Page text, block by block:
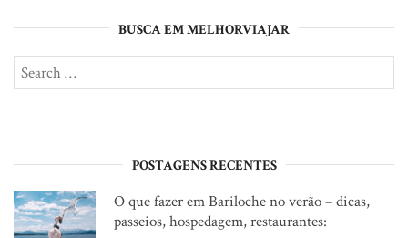
BUSCA EM MELHORVIAJAR
Search
for:
POSTAGENS RECENTES
O que fazer em Bariloche no verão – dicas,
passeios, hospedagem, restaurantes: